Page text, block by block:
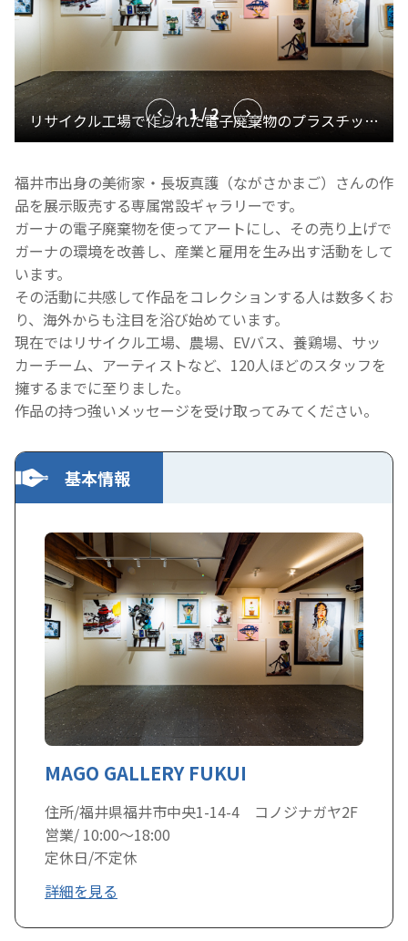
1 / 2
福井市出身の美術家・長坂真護（ながさかまご） さんの作
品を展示販売する専属常設ギャラリーです。
ガーナの電子廃棄物を使ってアートにし、 その売り上げで
ガーナの環境を改善し、 産業と雇用を生み出す活動をして
います。
その活動に共感して作品をコレクションする人は数多くお
り、 海外からも注目を浴び始めています。
現在ではリサイクル工場、農場、EVバス、養鶏場、 サッ
カーチーム、アーティストなど、 120人ほどのスタッフを
擁するまでに至りました。
作品の持つ強いメッセージを受け取ってみてください。
基本情報
MAGO GALLERY FUKUI
住所/福井県福井市中央1-14-4 コノジナガヤ2F
営業/ 10:00〜18:00
定休日/不定休
詳細を見る